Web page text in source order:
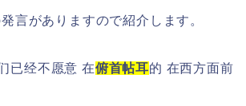
言がありますので紹介します。
已经不愿意 在俯首帖耳的 在西方面前